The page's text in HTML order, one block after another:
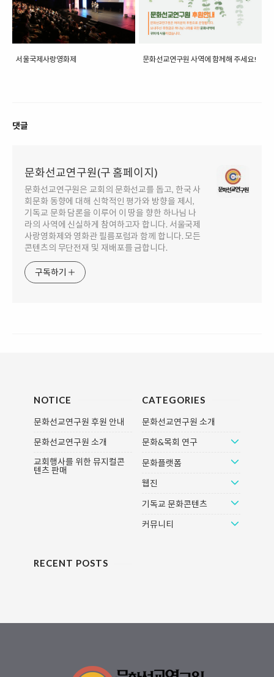
서울국제사랑영화제 문화선교연구원 사역에 함께해 주세요!
댓글
문화선교연구원(구 홈페이지)
문화선교연구원은 교회의 문화선교를 돕고, 한국 사
회문화 동향에 대해 신학적인 평가와 방향을 제시,
기독교 문화 담론을 이루어 이 땅을 향한 하나님 나
라의 사역에 신실하게 참여하고자 합니다. 서울국제
사랑영화제와 영화관 필름포럼과 함께 합니다. 모든
콘텐츠의 무단전재 및 재배포를 금합니다.
구독하기
NOTICE
문화선교연구원 후원 안내
문화선교연구원 소개
교회행사를 위한 뮤지컬콘
텐츠 판매
CATEGORIES
문화선교연구원 소개
문화&목회 연구
문화플랫폼
웹진
기독교 문화콘텐츠
커뮤니티
RECENT POSTS